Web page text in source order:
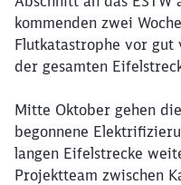
kommenden zwei
Flutkatastrophe vor gut
der gesamten
Mitte Oktober gehen
begonnene
langen Eifelstrecke
Projektteam zwischen